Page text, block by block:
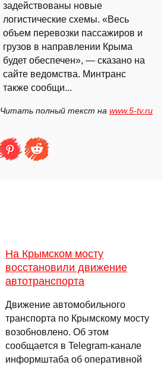
задействованы новые
логистические схемы. «Весь
объем перевозки пассажиров и
грузов в направлении Крыма
будет обеспечен», — сказано на
сайте ведомства. Минтранс
также сообщи...
Читать полный текст на www.5-tv.ru
На Крымском мосту
восстановили движение
автотранспорта
Движение автомобильного
транспорта по Крымскому мосту
возобновлено. Об этом
сообщается в Telegram-канале
информштаба об оперативной